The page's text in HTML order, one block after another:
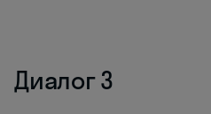
Диалог 3